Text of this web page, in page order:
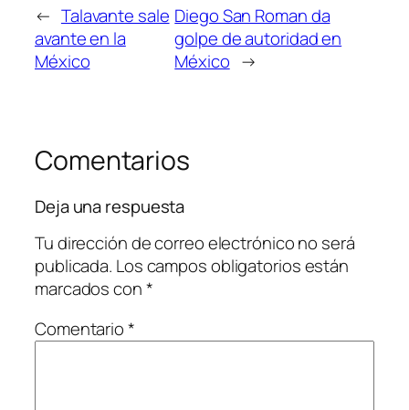
← Talavante sale
avante en la
México
Diego San Roman da
golpe de autoridad en
México →
Comentarios
Deja una respuesta
Tu dirección de correo electrónico no será
publicada. Los campos obligatorios están
marcados con*
Comentario*